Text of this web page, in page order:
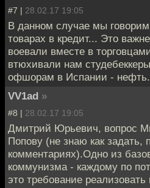
#7 | 28.02.17 19:05
В данном случае мы
товарах в кредит... Это
воевали вместе в
втюхивали нам
офшорам в Испании -
VV1ad »
#8 | 28.02.17 19:05
Дмитрий Юрьевич, вопрос
Попову (не знаю как задать,
комментариях).Одно из
коммунизма - каждому по
это требование